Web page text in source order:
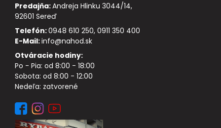
Predajňa:Andreja Hlinku 3044/14,
92601 Sereď
Telefón:0948 610 250, 0911 350 400
E-Mail:info@nahod.sk
Otváracie hodiny:
Po - Pia: od 8:00 - 18:00
Sobota: od 8:00 - 12:00
Nedeľa: zatvorené
NAVIJAKY
PREDNÁ BRZDA
BAITRUNNER
MULTIPLIKÁTORY
NÁHRADNÉ CIEVKY